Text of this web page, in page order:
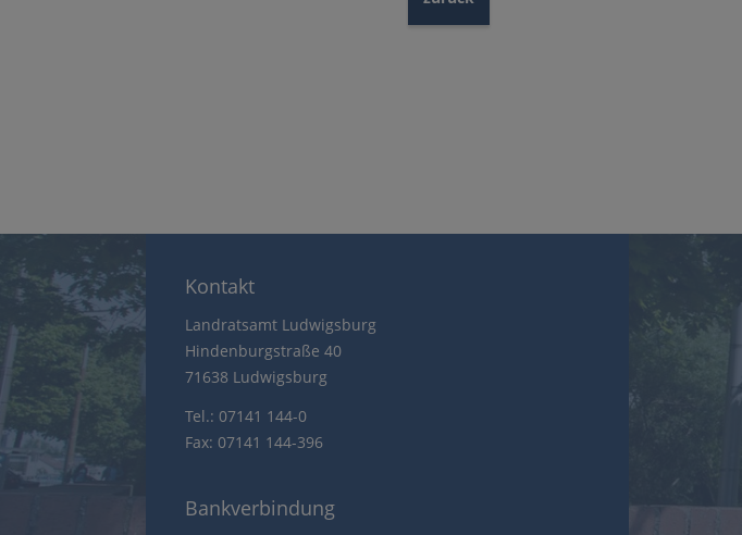
Kontakt
Landratsamt Ludwigsburg
Hindenburgstraße 40
71638 Ludwigsburg
Tel.: 07141 144-0
Fax: 07141 144-396
Bankverbindung